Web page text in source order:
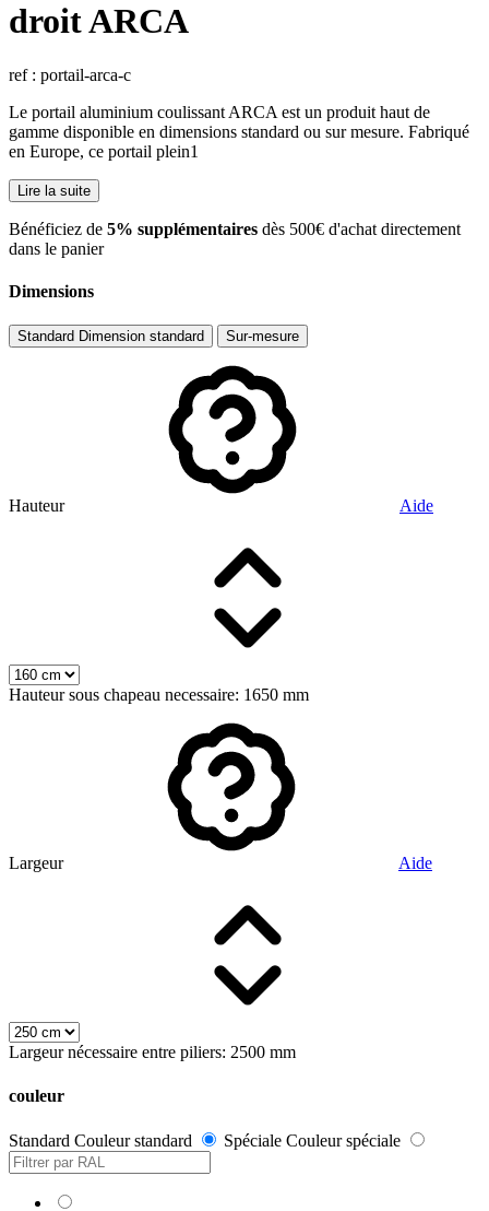
droit ARCA
ref : portail-arca-c
Le portail aluminium coulissant ARCA est un produit haut de
gamme disponible en dimensions standard ou sur mesure. Fabriqué
en Europe, ce portail plein1
Lire la suite
​Bénéficiez de 5% supplémentaires dès 500€ d'achat directement
dans le panier
Dimensions
Standard Dimension standard Sur-mesure
Hauteur Aide
Hauteur sous chapeau necessaire: 1650 mm
Largeur Aide
Largeur nécessaire entre piliers: 2500 mm
couleur
Standard Couleur standard Spéciale Couleur spéciale